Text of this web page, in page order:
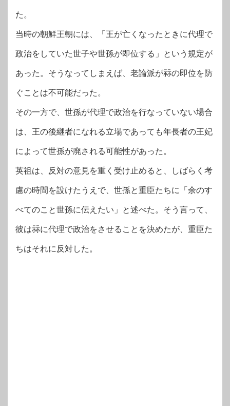
た。
当時の朝鮮王朝には、「王が亡くなったときに代理で
政治をしていた世子や世孫が即位する」という規定が
あった。そうなってしまえば、老論派が祘の即位を防
ぐことは不可能だった。
その一方で、世孫が代理で政治を行なっていない場合
は、王の後継者になれる立場であっても年長者の王妃
によって世孫が廃される可能性があった。
英祖は、反対の意見を重く受け止めると、しばらく考
慮の時間を設けたうえで、世孫と重臣たちに「余のす
べてのこと世孫に伝えたい」と述べた。そう言って、
彼は祘に代理で政治をさせることを決めたが、重臣た
ちはそれに反対した。